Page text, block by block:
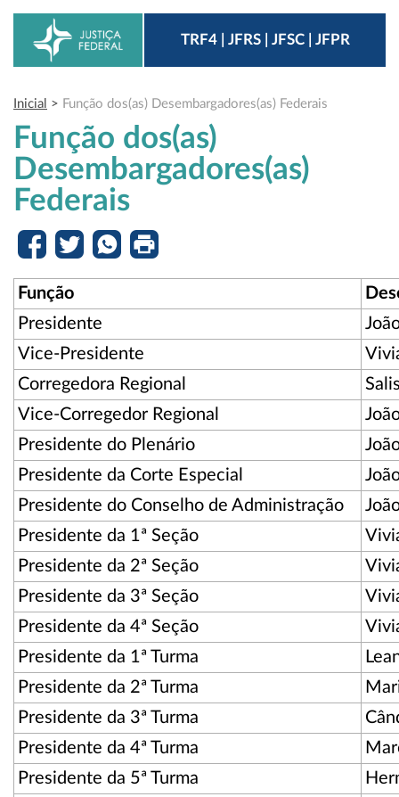
TRF4 | JFRS | JFSC | JFPR
Inicial > Função dos(as) Desembargadores(as) Federais
Função dos(as)
Desembargadores(as)
Federais
Função
Presidente
Vice-Presidente
Corregedora Regional
Vice-Corregedor Regional
Presidente do Plenário
Presidente da Corte Especial
Presidente do Conselho de Administração
Presidente da 1ª Seção
Presidente da 2ª Seção
Presidente da 3ª Seção
Presidente da 4ª Seção
Presidente da 1ª Turma
Presidente da 2ª Turma
Presidente da 3ª Turma
Presidente da 4ª Turma
Presidente da 5ª Turma